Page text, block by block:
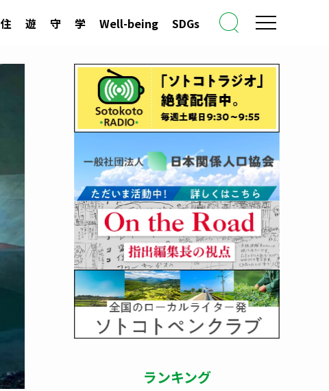
住 遊 守 学 Well-being SDGs
ランキング